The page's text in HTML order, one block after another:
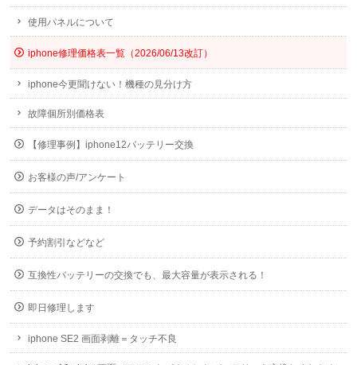
使用パネルについて
iphone修理価格表一覧（2026/06/13改訂）
iphone今更聞けない！機種の見分け方
故障個所別価格表
【修理事例】iphone12バッテリー交換
お客様の声/アンケート
データはそのまま！
予約割引などなど
互換性バッテリーの交換でも、最大容量が表示される！
即日修理します
iphone SE2 画面剥離＝タッチ不良